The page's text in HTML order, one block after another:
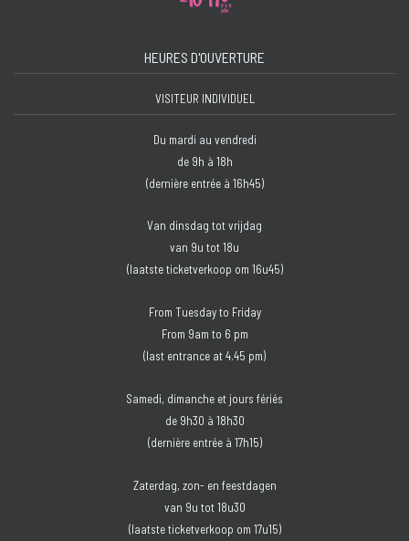
HEURES D'OUVERTURE
VISITEUR INDIVIDUEL
Du mardi au vendredi
de 9h à 18h
(dernière entrée à 16h45)
Van dinsdag tot vrijdag
van 9u tot 18u
(laatste ticketverkoop om 16u45)
From Tuesday to Friday
From 9am to 6 pm
(last entrance at 4.45 pm)
Samedi, dimanche et jours fériés
de 9h30 à 18h30
(dernière entrée à 17h15)
Zaterdag, zon- en feestdagen
van 9u tot 18u30
(laatste ticketverkoop om 17u15)